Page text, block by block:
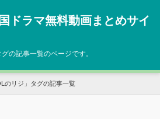
ドラマ無料動画まとめサイ
グの記事一覧のページです。
のリジ 」タグの記事一覧